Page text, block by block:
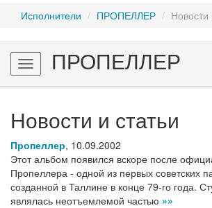
Исполнители ПРОПЕЛЛЕР Новости
Toggle
navigation
ПРОПЕЛЛЕР
Новости и статьи
Пропеллер, 10.09.2002
Этот альбом появился вскоре после
Пропеллера - одной из первых советских
созданной в Таллине в конце 79-го года.
являлась неотъемлемой частью »»